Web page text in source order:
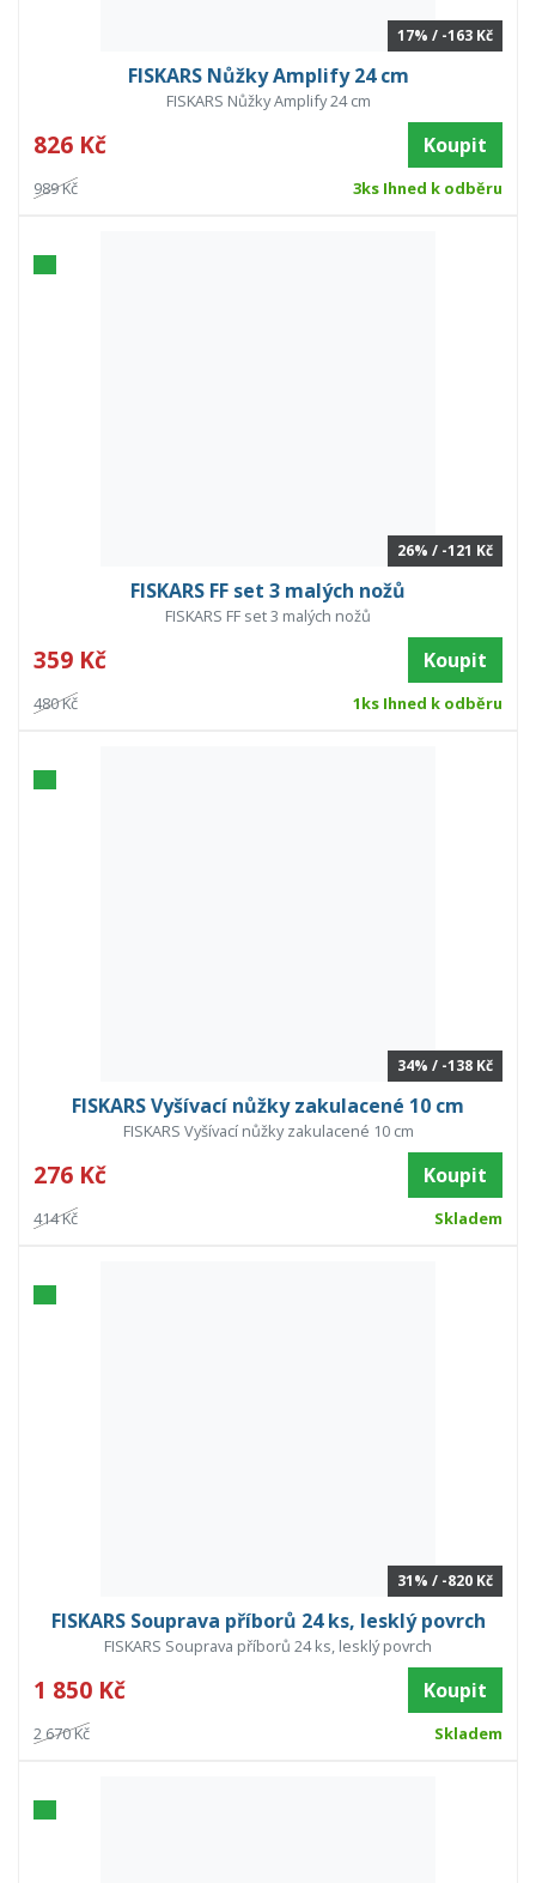
17% / -163 Kč
FISKARS Nůžky Amplify 24 cm
FISKARS Nůžky Amplify 24 cm
826 Kč Koupit
989 Kč 3ks Ihned k odběru
26% / -121 Kč
FISKARS FF set 3 malých nožů
FISKARS FF set 3 malých nožů
359 Kč Koupit
480 Kč 1ks Ihned k odběru
34% / -138 Kč
FISKARS Vyšívací nůžky zakulacené 10 cm
FISKARS Vyšívací nůžky zakulacené 10 cm
276 Kč Koupit
414 Kč Skladem
31% / -820 Kč
FISKARS Souprava příborů 24 ks, lesklý povrch
FISKARS Souprava příborů 24 ks, lesklý povrch
1 850 Kč Koupit
2 670 Kč Skladem